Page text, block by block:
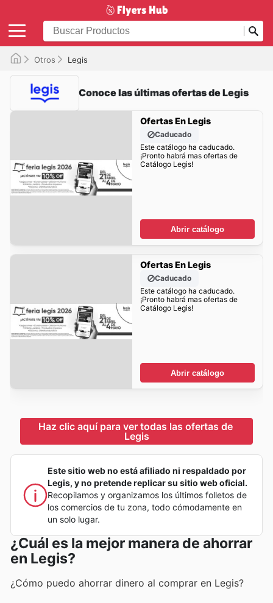
Otros Legis
Conoce las últimas ofertas de Legis
Ofertas En Legis
Caducado
Este catálogo ha caducado.
¡Pronto habrá mas ofertas de
Catálogo Legis!
Abrir catálogo
Ofertas En Legis
Caducado
Este catálogo ha caducado.
¡Pronto habrá mas ofertas de
Catálogo Legis!
Abrir catálogo
Haz clic aquí para ver todas las ofertas de
Legis
Este sitio web no está afiliado ni respaldado por
Legis, y no pretende replicar su sitio web oficial.
Recopilamos y organizamos los últimos folletos de
los comercios de tu zona, todo cómodamente en
un solo lugar.
¿Cuál es la mejor manera de ahorrar
en Legis?
¿Cómo puedo ahorrar dinero al comprar en Legis?